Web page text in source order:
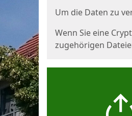
Um die Daten zu
Wenn Sie eine
zugehörigen